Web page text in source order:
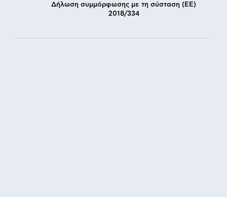
Δήλωση συμμόρφωσης με τη σύσταση (ΕΕ)
2018/334